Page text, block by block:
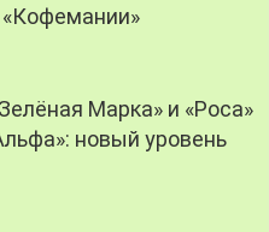
«Кофемании»
Марка» и «Роса»
новый уровень